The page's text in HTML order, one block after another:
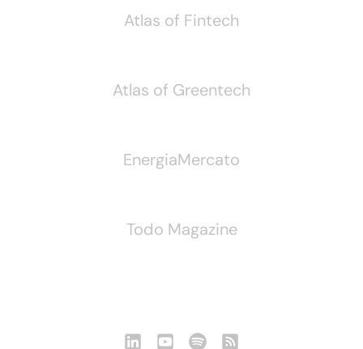
Atlas of Fintech
Atlas of Greentech
EnergiaMercato
Todo Magazine